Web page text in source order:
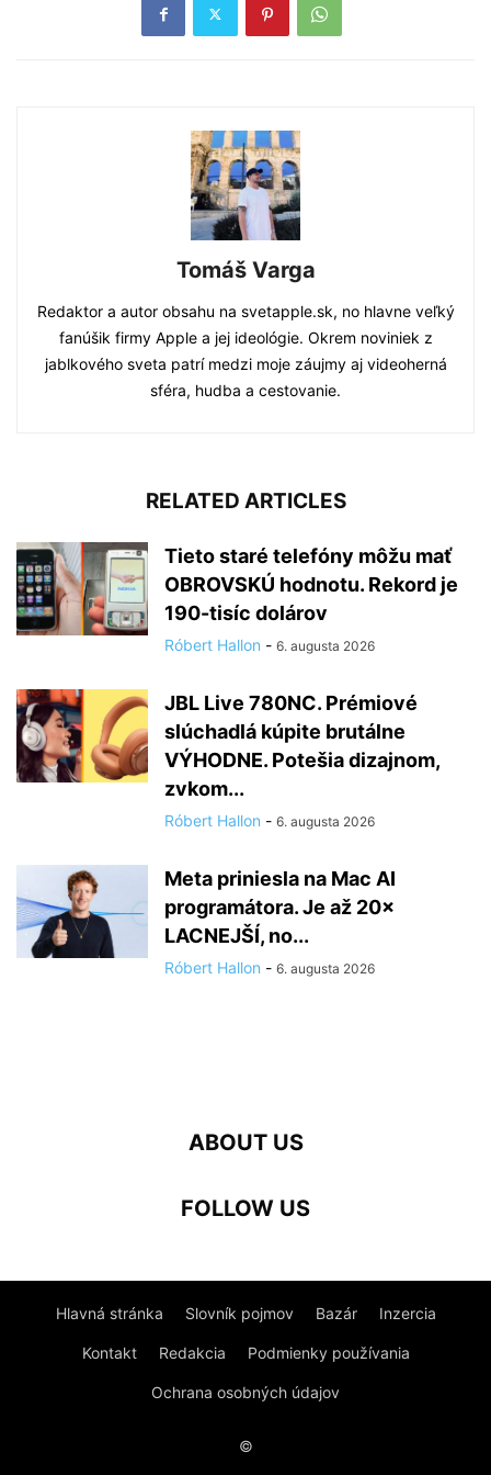
Tomáš Varga
Redaktor a autor obsahu na svetapple.sk, no hlavne veľký
fanúšik firmy Apple a jej ideológie. Okrem noviniek z
jablkového sveta patrí medzi moje záujmy aj videoherná
sféra, hudba a cestovanie.
RELATED ARTICLES
Tieto staré telefóny môžu mať
OBROVSKÚ hodnotu. Rekord je
190-tisíc dolárov
Róbert Hallon - 6. augusta 2026
JBL Live 780NC. Prémiové
slúchadlá kúpite brutálne
VÝHODNE. Potešia dizajnom,
zvkom...
Róbert Hallon - 6. augusta 2026
Meta priniesla na Mac AI
programátora. Je až 20×
LACNEJŠÍ, no...
Róbert Hallon - 6. augusta 2026
ABOUT US
FOLLOW US
Hlavná stránka Slovník pojmov Bazár Inzercia
Kontakt Redakcia Podmienky používania
Ochrana osobných údajov
©